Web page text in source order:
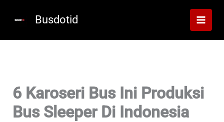
Busdotid
6 Karoseri Bus Ini Produksi
Bus Sleeper Di Indonesia